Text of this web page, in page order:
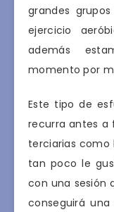
grandes
ejercicio
además
momento por
Este tipo de
recurra antes a
terciarias como
tan poco le
con una sesión
conseguirá